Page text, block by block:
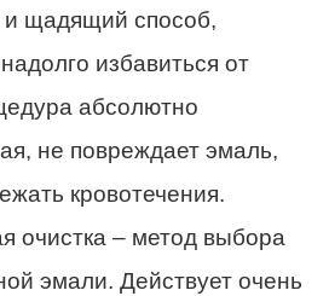
щадящий способ,
избавиться от
абсолютно
не повреждает эмаль,
кровотечения.
очистка – метод выбора
эмали. Действует очень